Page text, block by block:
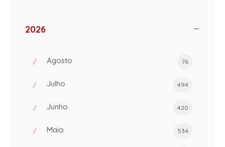
2026
Agosto 76
Julho 494
Junho 420
Maio 534